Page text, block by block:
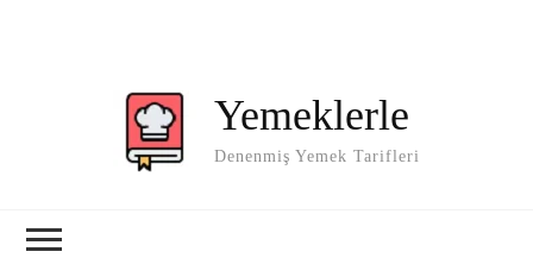
Yemeklerle
Denenmiş Yemek Tarifleri